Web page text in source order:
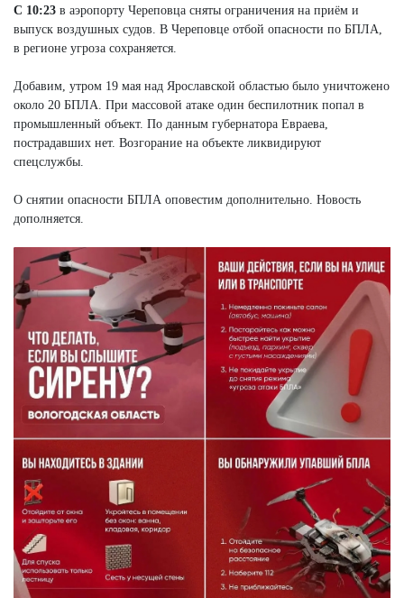
С 10:23 в аэропорту Череповца сняты ограничения на приём и
выпуск воздушных судов. В Череповце отбой опасности по БПЛА,
в регионе угроза сохраняется.
Добавим, утром 19 мая над Ярославской областью было уничтожено
около 20 БПЛА. При массовой атаке один беспилотник попал в
промышленный объект. По данным губернатора Евраева,
пострадавших нет. Возгорание на объекте ликвидируют
спецслужбы.
О снятии опасности БПЛА оповестим дополнительно. Новость
дополняется.